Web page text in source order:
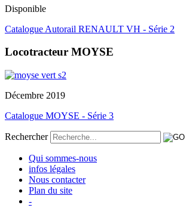
Disponible
Catalogue Autorail RENAULT VH - Série 2
Locotracteur MOYSE
Décembre 2019
Catalogue MOYSE - Série 3
Rechercher
Qui sommes-nous
infos légales
Nous contacter
Plan du site
-